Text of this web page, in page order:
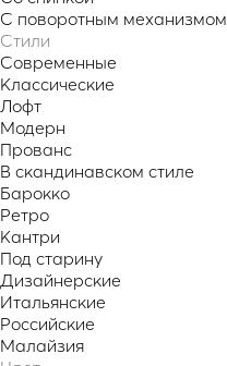
С поворотным механизмом
Стили
Современные
Классические
Лофт
Модерн
Прованс
В скандинавском стиле
Барокко
Ретро
Кантри
Под старину
Дизайнерские
Итальянские
Российские
Малайзия